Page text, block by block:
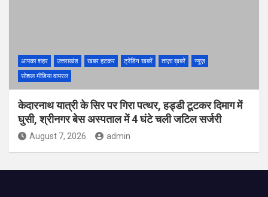
आपका शहर उत्तराखंड खबर हटकर ट्रेंडिंग खबरें ताज़ा ख़बरें
न्यूज़
सोशल मीडिया वायरल
केदारनाथ यात्री के सिर पर गिरा पत्थर, हड्डी टूटकर दिमाग में
घुसी, श्रीनगर बेस अस्पताल में 4 घंटे चली जटिल सर्जरी
August 7, 2026 admin